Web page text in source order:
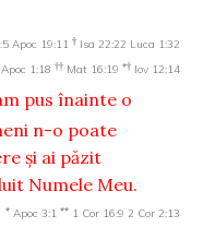
Apoc 19:11 † Isa 22:22 Luca 1:32
Apoc 1:18 †† Mat 16:19 *† Iov 12:14
pus înainte o
n-o poate
şi ai păzit
Numele Meu.
* Apoc 3:1 ** 1 Cor 16:9 2 Cor 2:13